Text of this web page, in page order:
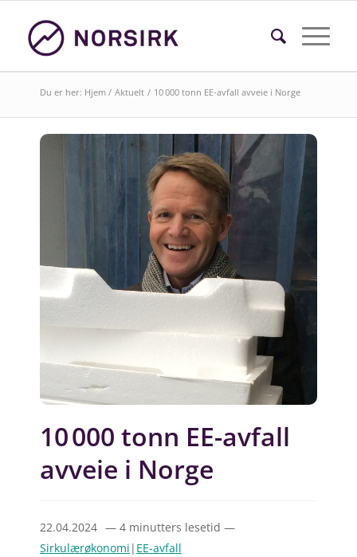
Søk i faktasider
Du er her: Hjem / Aktuelt / 10 000 tonn EE-avfall avveie i Norge
10 000 tonn EE-avfall
avveie i Norge
22.04.2024 — 4 minutters lesetid —
Sirkulærøkonomi | EE-avfall